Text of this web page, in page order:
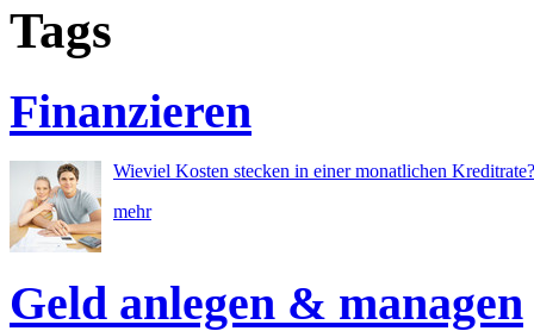
Tags
Finanzieren
Wieviel Kosten stecken in einer monatlichen
mehr
Geld anlegen & managen